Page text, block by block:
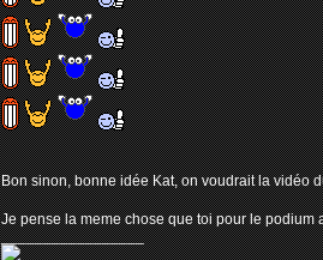
Bon sinon, bonne idée Kat, on voudrait la vidéo
Je pense la meme chose que toi pour le podium
_________________